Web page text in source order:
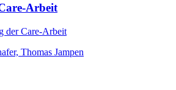
Arbeit
der Care-Arbeit
Thomas Jampen